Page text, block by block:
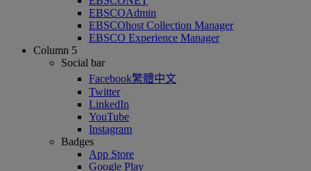
EBSCOAdmin
EBSCOhost Collection Manager
EBSCO Experience Manager
Column 5
Social bar
Facebook繁體中文
Twitter
LinkedIn
YouTube
Instagram
Badges
App Store
Google Play